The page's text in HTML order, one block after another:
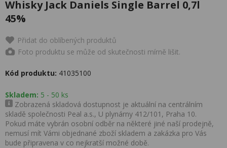
Whisky Jack Daniels Single Barrel 0,7l
45%
Přidat do oblíbených produktů
Foto produktu se může od skutečnosti mírně lišit.
Kód produktu: 41035100
Skladem: 5 - 50 ks
Zobrazená skladová dostupnost je aktuální na centrálním
skladě společnosti Peal a.s., U plynárny 412/101, Praha 10.
Pokud máte vybrán osobní odběr na některé jiné naší prodejně,
nemusí mít Vámi objednané zboží skladem a zakázka pro Vás
bude připravena v co nejkratší možné době.